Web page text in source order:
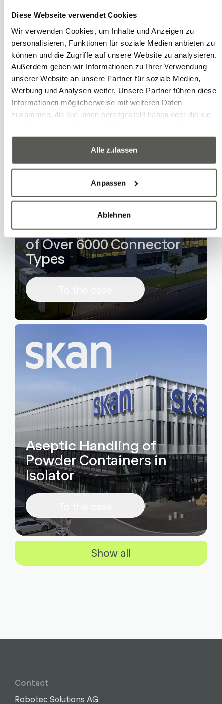
Diese Webseite verwendet Cookies
Wir verwenden Cookies, um Inhalte und Anzeigen zu
personalisieren, Funktionen für soziale Medien anbieten zu
können und die Zugriffe auf unsere Website zu analysieren.
Außerdem geben wir Informationen zu Ihrer Verwendung
unserer Website an unsere Partner für soziale Medien,
Werbung und Analysen weiter. Unsere Partner führen diese
Informationen möglicherweise mit weiteren Daten
zusammen, die Sie ihnen bereitgestellt haben oder die sie
Alle zulassen
Anpassen
Ablehnen
Fast and Flexible
Palletizing of Changing
Bulk Material
To the case
Flexible 24/7 Production
of Over 6000 Connector
Types
Aseptic Handling of
Powder Containers in
Isolator
Show all
Contact
Robotec Solutions AG